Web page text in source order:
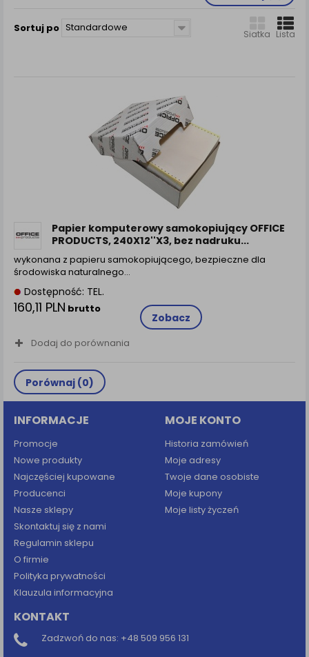
Sortuj po Standardowe
Siatka Lista
Papier komputerowy samokopiujący OFFICE
PRODUCTS, 240X12''X3, bez nadruku...
wykonana z papieru samokopiującego, bezpieczne dla
środowiska naturalnego…
Dostępność: TEL.
160,11 PLN brutto
Zobacz
Dodaj do porównania
Porównaj (0)
INFORMACJE
Promocje
Nowe produkty
Najczęściej kupowane
Producenci
Nasze sklepy
Skontaktuj się z nami
Regulamin sklepu
O firmie
Polityka prywatności
Klauzula informacyjna
MOJE KONTO
Historia zamówień
Moje adresy
Twoje dane osobiste
Moje kupony
Moje listy życzeń
KONTAKT
Zadzwoń do nas: +48 509 956 131
związane z tym prawidłowe działanie naszej strony
www, a w szczególności np. wysłanie potwierdzenia
Każda Państwa zgoda jest dobrowolna i można ją w
dowolnym momencie wycofać.
Polityka prywatności (rozwiń)
Klauzula Informacyjna (rozwiń)
Lista Zaufanych Partnerów (rozwiń)